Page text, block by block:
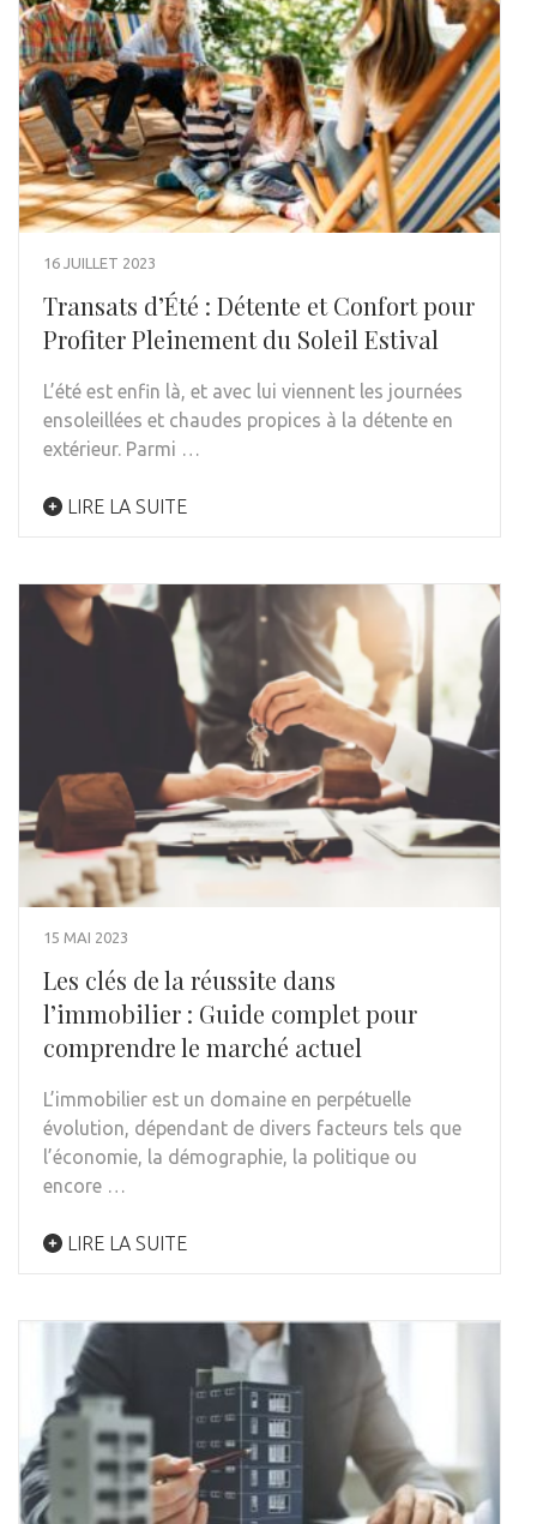
16 JUILLET 2023
Transats d’Été : Détente et Confort pour
Profiter Pleinement du Soleil Estival
L’été est enfin là, et avec lui viennent les journées
ensoleillées et chaudes propices à la détente en
extérieur. Parmi …
LIRE LA SUITE
15 MAI 2023
Les clés de la réussite dans
l’immobilier : Guide complet pour
comprendre le marché actuel
L’immobilier est un domaine en perpétuelle
évolution, dépendant de divers facteurs tels que
l’économie, la démographie, la politique ou
encore …
LIRE LA SUITE